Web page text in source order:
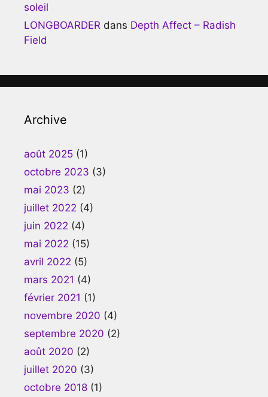
soleil
LONGBOARDER dans Depth Affect – Radish
Field
Archive
août 2025 (1)
octobre 2023 (3)
mai 2023 (2)
juillet 2022 (4)
juin 2022 (4)
mai 2022 (15)
avril 2022 (5)
mars 2021 (4)
février 2021 (1)
novembre 2020 (4)
septembre 2020 (2)
août 2020 (2)
juillet 2020 (3)
octobre 2018 (1)